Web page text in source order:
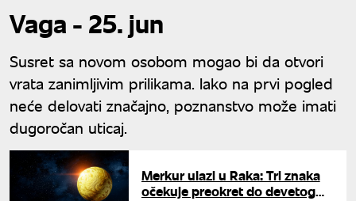
Vaga - 25. jun
Susret sa novom osobom mogao bi da otvori
vrata zanimljivim prilikama. Iako na prvi pogled
neće delovati značajno, poznanstvo može imati
dugoročan uticaj.
Merkur ulazi u Raka: Tri znaka
očekuje preokret do devetog